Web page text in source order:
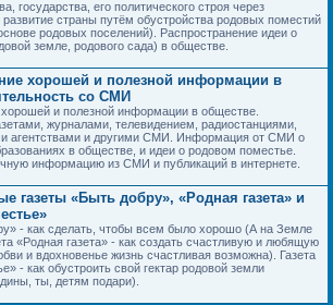
государства, его политического строя через
развитие страны путём обустройства родовых поместий
родовых поселений). Распространение идеи о
земле, родового сада) в обществе.
хорошей и полезной информации в
со СМИ
и полезной информации в обществе.
журналами, телевидением, радиостанциями,
агентствами и другими СМИ. Информация от СМИ о
в обществе, и идеи о родовом поместье.
информацию из СМИ и публикаций в интернете.
газеты «Быть добру», «Родная газета» и
- как сделать, чтобы всем было хорошо (А на Земле
«Родная газета» - как создать счастливую и любящую
и вдохновенье жизнь счастливая возможна). Газета
- как обустроить свой гектар родовой земли
ты, детям подари).